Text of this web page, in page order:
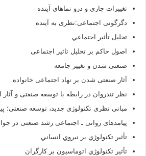
تغییرات جاری و درو نماهای آینده
دگرگونی اجتماعی:نظری به آینده
تحلیل تأثير اجتماعي
اصول حاکم بر تحلیل تاثیر اجتماعی
صنعتی شدن و تغییر جامعه
آثار صنعتی شدن بر نهاد اجتماعی خانواده
نظر تندروان در رابطه با توسعه صنعتی و
مبانی نظری تکنولوژی جدید، توسعه صنعتی؛
پیامدهای روانی ـ اجتماعی رشد صنعتی در
تأثير تکنولوژي بر نيروي انساني
تأثير تکنولوژي اتوماسيون بر کارگران